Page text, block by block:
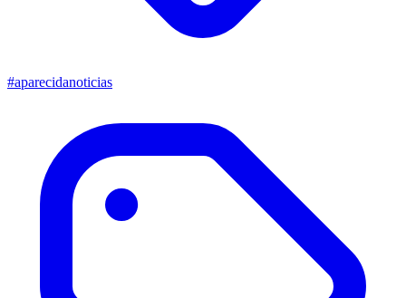
#aparecidanoticias